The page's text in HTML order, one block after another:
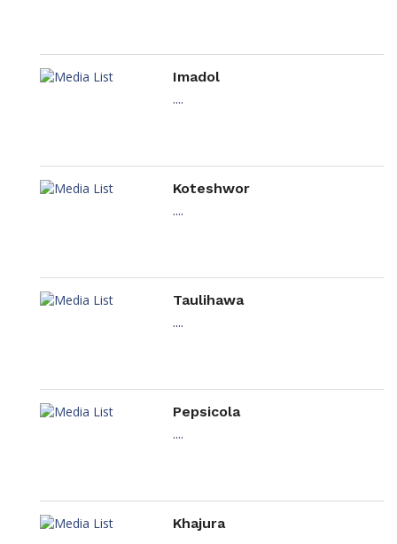
Imadol
....
Koteshwor
....
Taulihawa
....
Pepsicola
....
Khajura